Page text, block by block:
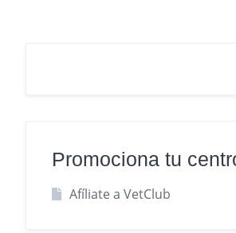
Promociona tu
Afíliate a VetClub